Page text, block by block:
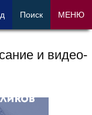
и видео-
Поиск МЕНЮ